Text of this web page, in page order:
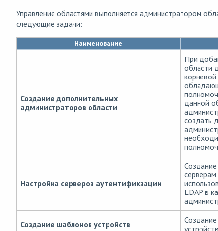
Управление областями выполняется администратором
следующие задачи:
Наименование
Создание дополнительных
администраторов области
При
области
данной
создать
Настройка серверов аутентификзации
LDAP в
Создание шаблонов устройств